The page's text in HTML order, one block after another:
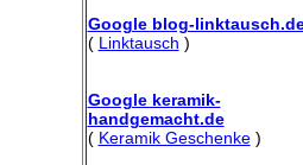
Google blog-
( Linktausch )
Google keramik-
handgemacht.de
( Keramik Geschenke)